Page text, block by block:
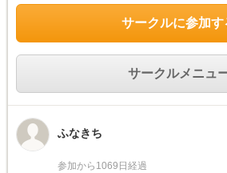
サークルに参加す
サークルメニュ
ふなきち
参加から1069日経過